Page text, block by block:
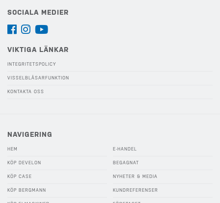
SOCIALA MEDIER
VIKTIGA LÄNKAR
INTEGRITETSPOLICY
VISSELBLÅSARFUNKTION
KONTAKTA OSS
NAVIGERING
HEM
KÖP DEVELON
KÖP CASE
KÖP BERGMANN
E-HANDEL
BEGAGNAT
NYHETER & MEDIA
KUNDREFERENSER